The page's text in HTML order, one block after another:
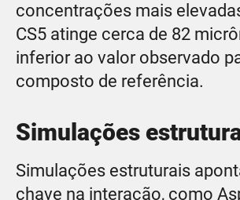
concentrações mais
CS5 atinge cerca de 82
inferior ao valor observado
composto de referência.
Simulações
Simulações estruturais
chave na interação, como